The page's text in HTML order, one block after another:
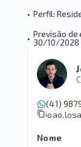
• Perfil:
• Previsão de
30/10/2028
(41)
Nome